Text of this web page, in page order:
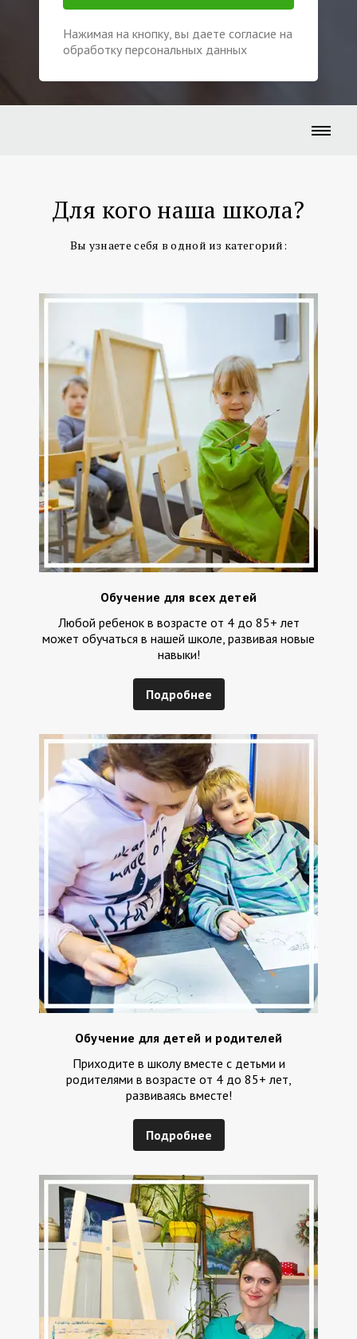
Нажимая на кнопку, вы даете согласие на
обработку персональных данных
Для кого наша школа?
Вы узнаете себя в одной из категорий:
Обучение для всех детей
Любой ребенок в возрасте от 4 до 85+ лет
может обучаться в нашей школе, развивая новые
навыки!
Подробнее
Обучение для детей и родителей
Приходите в школу вместе с детьми и
родителями в возрасте от 4 до 85+ лет,
развиваясь вместе!
Подробнее